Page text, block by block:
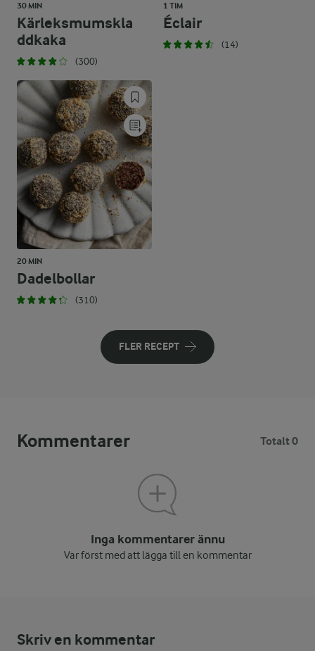
30 MIN
Kärleksmumskla
ddkaka
(300)
1 TIM
Éclair
(14)
20 MIN
Dadelbollar
(310)
FLER RECEPT
Kommentarer Totalt 0
Inga kommentarer ännu
Var först med att lägga till en kommentar
Skriv en kommentar